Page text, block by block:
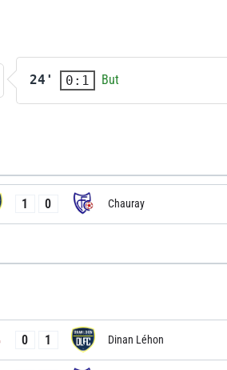
24' 0:1 But
1 0 Chauray
0 1 Dinan Léhon